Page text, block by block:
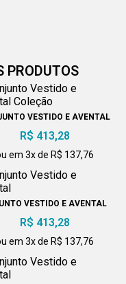
PRODUTOS
VESTIDO E AVENTAL
R$ 413,28
em 3x de R$ 137,76
VESTIDO E AVENTAL
R$ 413,28
em 3x de R$ 137,76